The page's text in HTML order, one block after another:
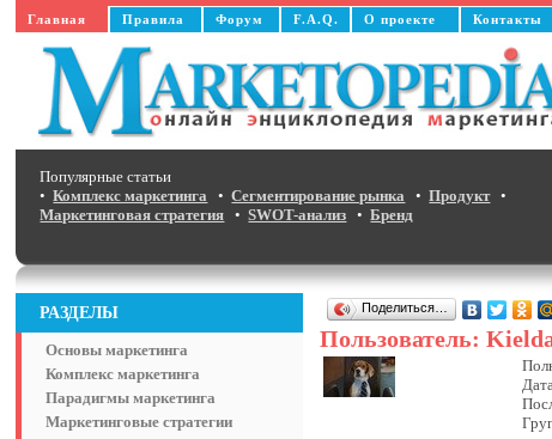
Главная Правила Форум F.A.Q. О проекте Контакты
Популярные статьи
•Комплекс маркетинга •Сегментирование рынка •Продукт•
Маркетинговая стратегия •SWOT-анализ •Бренд
РАЗДЕЛЫ
Основы маркетинга
Комплекс маркетинга
Парадигмы маркетинга
Маркетинговые стратегии
Поделиться…
Пользователь: